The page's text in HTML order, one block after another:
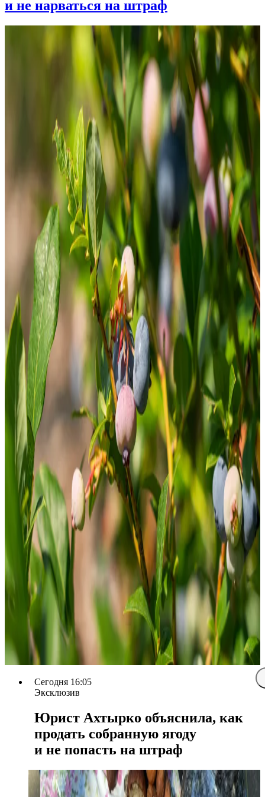
и не нарваться на штраф
Сегодня 16:05
Эксклюзив
Юрист Ахтырко объяснила, как
продать собранную ягоду
и не попасть на штраф